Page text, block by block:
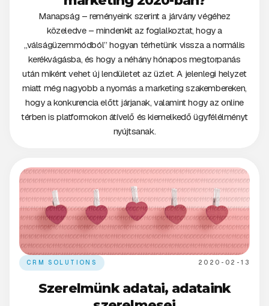
Manapság – reményeink szerint a járvány végéhez
közeledve – mindenkit az foglalkoztat, hogy a
„válságüzemmódból” hogyan térhetünk vissza a normális
kerékvágásba, és hogy a néhány hónapos megtorpanás
után miként vehet új lendületet az üzlet. A jelenlegi helyzet
miatt még nagyobb a nyomás a marketing szakembereken,
hogy a konkurencia előtt járjanak, valamint hogy az online
térben is platformokon átívelő és kiemelkedő ügyfélélményt
nyújtsanak.
CRM SOLUTIONS 2020-02-13
Szerelmünk adatai, adataink